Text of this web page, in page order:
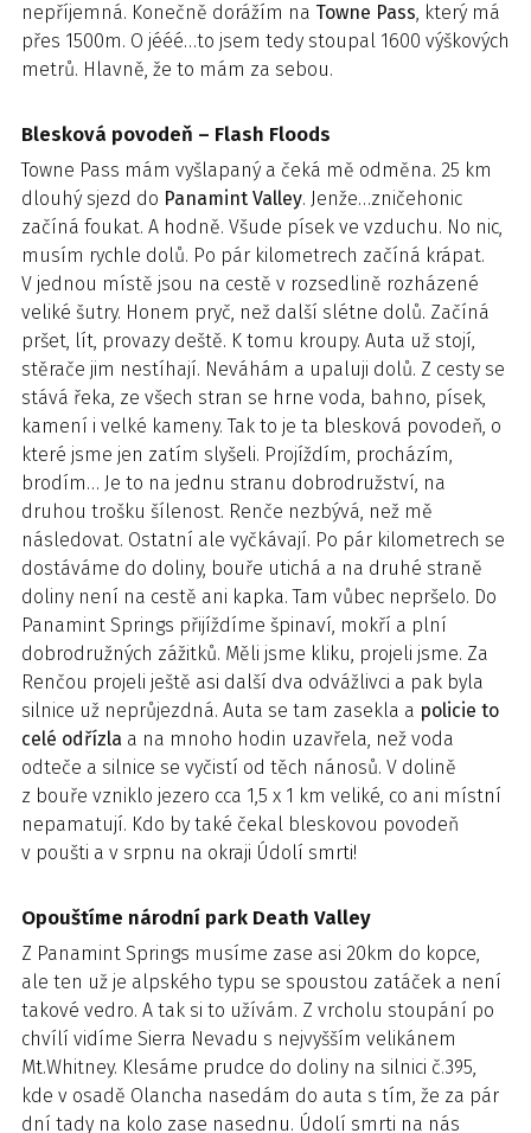
nepříjemná. Konečně dorážím na Towne Pass, který má
přes 1500m. O jééé…to jsem tedy stoupal 1600 výškových
metrů. Hlavně, že to mám za sebou.
Blesková povodeň – Flash Floods
Towne Pass mám vyšlapaný a čeká mě odměna. 25 km
dlouhý sjezd do Panamint Valley. Jenže…zničehonic
začíná foukat. A hodně. Všude písek ve vzduchu. No nic,
musím rychle dolů. Po pár kilometrech začíná krápat.
V jednou místě jsou na cestě v rozsedlině rozházené
veliké šutry. Honem pryč, než další slétne dolů. Začíná
pršet, lít, provazy deště. K tomu kroupy. Auta už stojí,
stěrače jim nestíhají. Neváhám a upaluji dolů. Z cesty se
stává řeka, ze všech stran se hrne voda, bahno, písek,
kamení i velké kameny. Tak to je ta blesková povodeň, o
které jsme jen zatím slyšeli. Projíždím, procházím,
brodím… Je to na jednu stranu dobrodružství, na
druhou trošku šílenost. Renče nezbývá, než mě
následovat. Ostatní ale vyčkávají. Po pár kilometrech se
dostáváme do doliny, bouře utichá a na druhé straně
doliny není na cestě ani kapka. Tam vůbec nepršelo. Do
Panamint Springs přijíždíme špinaví, mokří a plní
dobrodružných zážitků. Měli jsme kliku, projeli jsme. Za
Renčou projeli ještě asi další dva odvážlivci a pak byla
silnice už neprůjezdná. Auta se tam zasekla a policie to
celé odřízla a na mnoho hodin uzavřela, než voda
odteče a silnice se vyčistí od těch nánosů. V dolině
z bouře vzniklo jezero cca 1,5 x 1 km veliké, co ani místní
nepamatují. Kdo by také čekal bleskovou povodeň
v poušti a v srpnu na okraji Údolí smrti!
Opouštíme národní park Death Valley
Z Panamint Springs musíme zase asi 20km do kopce,
ale ten už je alpského typu se spoustou zatáček a není
takové vedro. A tak si to užívám. Z vrcholu stoupání po
chvílí vidíme Sierra Nevadu s nejvyšším velikánem
Mt.Whitney. Klesáme prudce do doliny na silnici č.395,
kde v osadě Olancha nasedám do auta s tím, že za pár
dní tady na kolo zase nasednu. Údolí smrti na nás